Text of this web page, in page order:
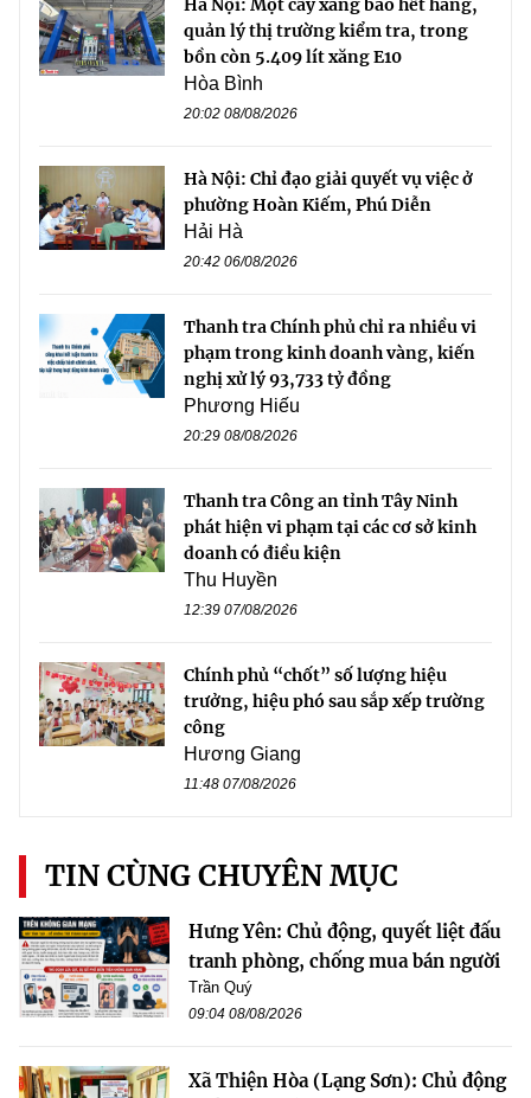
Hà Nội: Một cây xăng báo hết hàng,
quản lý thị trường kiểm tra, trong
bồn còn 5.409 lít xăng E10
Hòa Bình
20:02 08/08/2026
Hà Nội: Chỉ đạo giải quyết vụ việc ở
phường Hoàn Kiếm, Phú Diễn
Hải Hà
20:42 06/08/2026
Thanh tra Chính phủ chỉ ra nhiều vi
phạm trong kinh doanh vàng, kiến
nghị xử lý 93,733 tỷ đồng
Phương Hiếu
20:29 08/08/2026
Thanh tra Công an tỉnh Tây Ninh
phát hiện vi phạm tại các cơ sở kinh
doanh có điều kiện
Thu Huyền
12:39 07/08/2026
Chính phủ “chốt” số lượng hiệu
trưởng, hiệu phó sau sắp xếp trường
công
Hương Giang
11:48 07/08/2026
TIN CÙNG CHUYÊN MỤC
Hưng Yên: Chủ động, quyết liệt đấu
tranh phòng, chống mua bán người
Trần Quý
09:04 08/08/2026
Xã Thiện Hòa (Lạng Sơn): Chủ động